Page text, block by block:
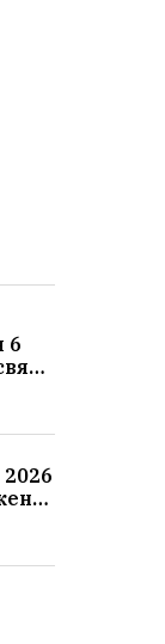
6